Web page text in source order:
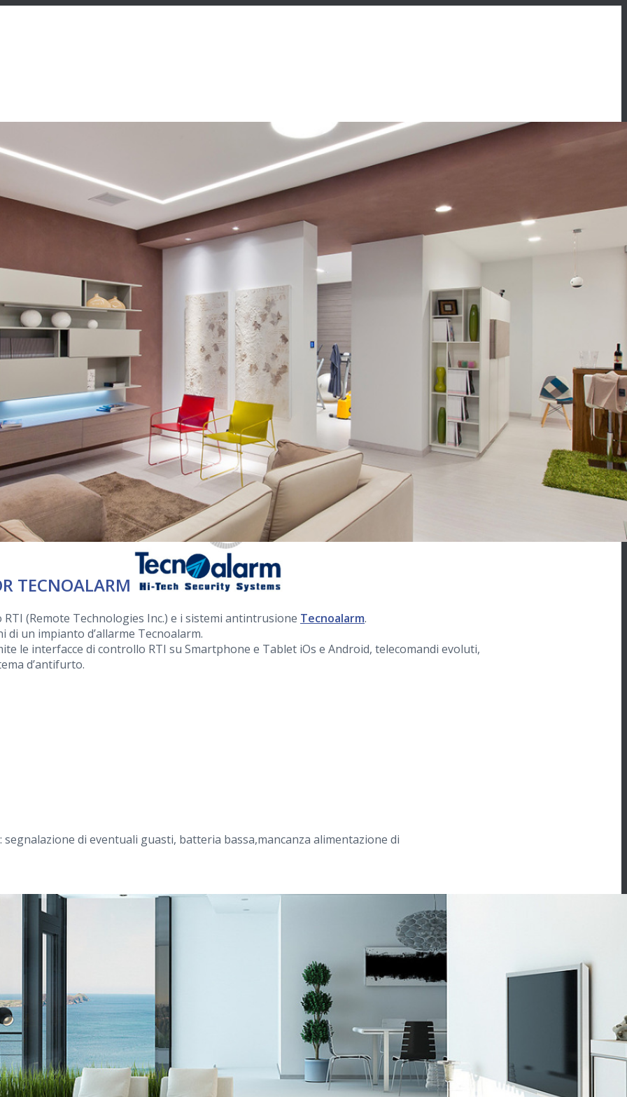
TECNOALARM
(Remote Technologies Inc.) e i sistemi antintrusione Tecnoalarm.
un impianto d’allarme Tecnoalarm.
le interfacce di controllo RTI su Smartphone e Tablet iOs e Android, telecomandi evoluti,
d’antifurto.
di eventuali guasti, batteria bassa,mancanza alimentazione di
denominato
, tramite collegamentoTCP/IP
. Attualmente, le centrali
laTP8-88 e laTP20-440. Tuttavia è possibile utilizzare il driver anche con centrali fuori
del dispositivo PROG32 fornito da Tecnoalarm. Le centrali fuori produzione che
da Tecnoalarm Srl.